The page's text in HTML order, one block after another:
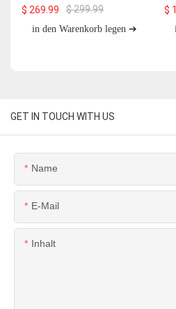
Jadestein und Magnetstein, 26
x 20 Zoll, H13T4
$ 269.99 $299.99
in den Warenkorb legen ➔
$
GET IN TOUCH WITH US
Name
E-Mail
Inhalt